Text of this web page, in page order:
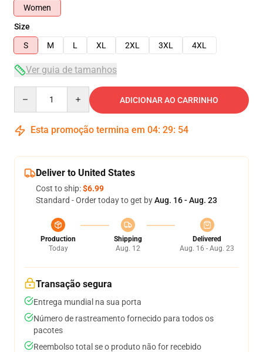
Women
Size
S
M L XL 2XL 3XL 4XL
Ver guia de tamanhos
ADICIONAR AO CARRINHO
Esta promoção termina em 04: 29: 53
Deliver to United States
Cost to ship:$6.99
Standard - Order today to get byAug. 16 - Aug. 23
Production
Today
Shipping
Aug. 12
Delivered
Aug. 16 - Aug. 23
Transação segura
Entrega mundial na sua porta
Número de rastreamento fornecido para todos os
pacotes
Reembolso total se o produto não for recebido